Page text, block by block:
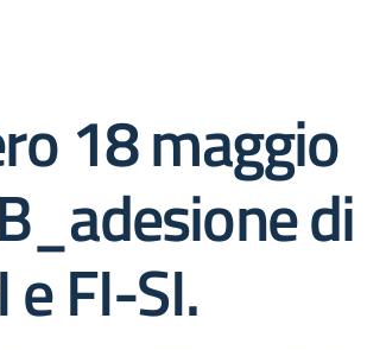
18 maggio
di
e FI-SI.